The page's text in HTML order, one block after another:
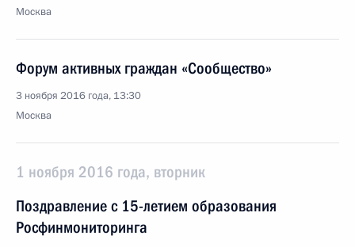
Москва
Форум активных граждан «Сообщество»
3 ноября 2016 года, 13:30
Москва
1 ноября 2016 года, вторник
Поздравление с 15-летием образования
Росфинмониторинга